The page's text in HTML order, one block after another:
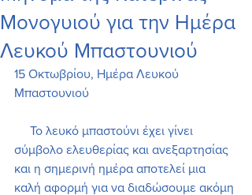
Μονογυιού για την Ημέρα
Λευκού Μπαστουνιού
15 Οκτωβρίου, Ημέρα Λευκού
Μπαστουνιού
σύμβολο ελευθερίας και ανεξαρτησίας
και η σημερινή ημέρα αποτελεί μια
καλή αφορμή για να διαδώσουμε ακόμη